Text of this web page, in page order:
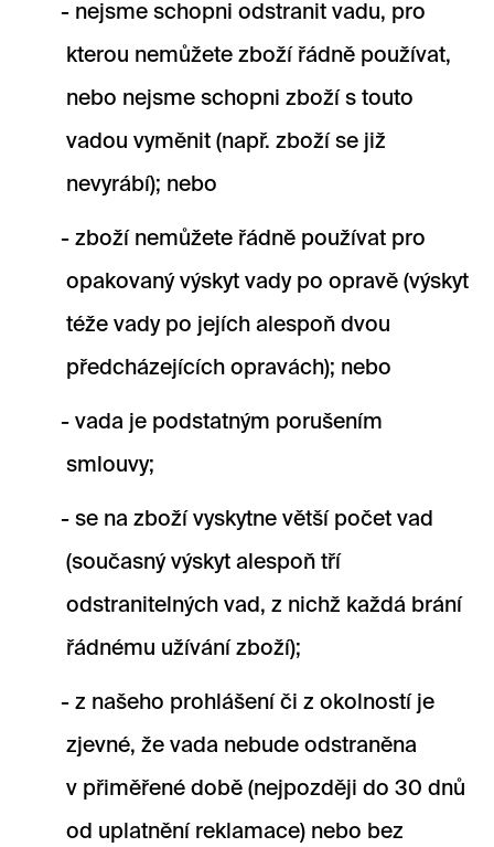
nejsme schopni odstranit vadu, pro
kterou nemůžete zboží řádně používat,
nebo nejsme schopni zboží s touto
vadou vyměnit (např. zboží se již
nevyrábí); nebo
zboží nemůžete řádně používat pro
opakovaný výskyt vady po opravě (výskyt
téže vady po jejích alespoň dvou
předcházejících opravách); nebo
vada je podstatným porušením
smlouvy;
se na zboží vyskytne větší počet vad
(současný výskyt alespoň tří
odstranitelných vad, z nichž každá brání
řádnému užívání zboží);
z našeho prohlášení či z okolností je
zjevné, že vada nebude odstraněna
v přiměřené době (nejpozději do 30 dnů
od uplatnění reklamace) nebo bez